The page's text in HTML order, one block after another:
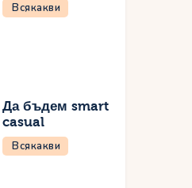
Всякакви
Да бъдем smart
casual
Всякакви